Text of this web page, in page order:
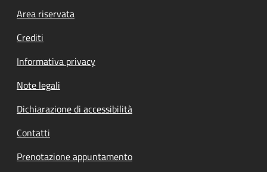
Footer menu
Area riservata
Crediti
Informativa privacy
Note legali
Dichiarazione di accessibilità
Contatti
Prenotazione appuntamento